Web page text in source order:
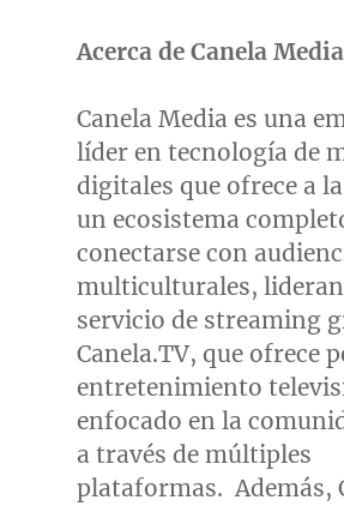
Acerca de Canela Media
Canela Media es una
líder en tecnología de
digitales que ofrece a
un ecosistema
conectarse con
multiculturales,
servicio de streaming
Canela.TV, que ofrece
entretenimiento
enfocado en la
a través de múltiples
plataformas. Además,